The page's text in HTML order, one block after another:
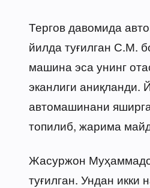
Тергов давомида
йилда туғилган С.М.
машина эса унинг
эканлиги аниқланди.
автомашинани
топилиб, жарима
Жасуржон
туғилган. Ундан